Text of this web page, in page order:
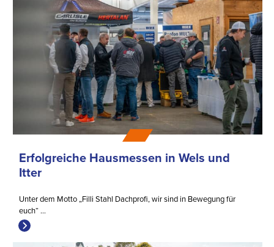
Erfolgreiche Hausmessen in Wels und
Itter
Unter dem Motto „Filli Stahl Dachprofi, wir sind in Bewegung für
euch“ ...